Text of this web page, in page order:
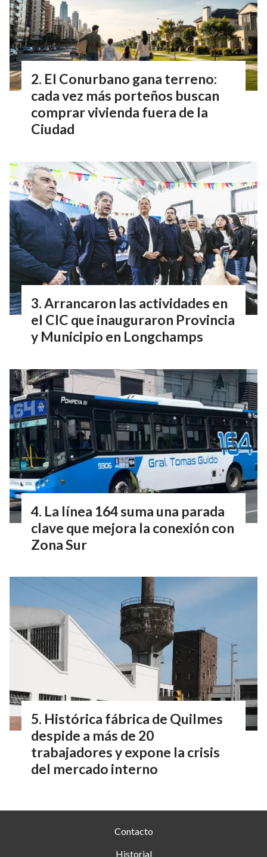
El Conurbano gana terreno:
cada vez más porteños buscan
comprar vivienda fuera de la
Ciudad
Arrancaron las actividades en
el CIC que inauguraron Provincia
y Municipio en Longchamps
La línea 164 suma una parada
clave que mejora la conexión con
Zona Sur
Histórica fábrica de Quilmes
despide a más de 20
trabajadores y expone la crisis
del mercado interno
Contacto
Historial